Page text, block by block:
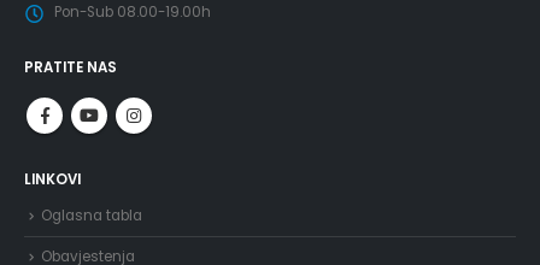
Pon-Sub 08.00-19.00h
PRATITE NAS
LINKOVI
Oglasna tabla
Obavjestenja